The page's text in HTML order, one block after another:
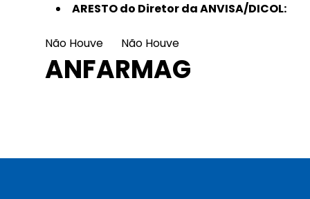
ARESTO do Diretor da ANVISA/DICOL:
Não Houve Não Houve
ANFARMAG